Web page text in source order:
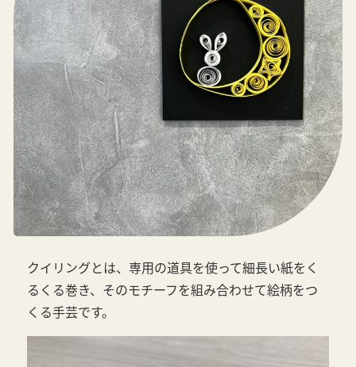
クイリングとは、専用の道具を使って細長い紙をく
るくる巻き、そのモチーフを組み合わせて絵柄をつ
くる手芸です。